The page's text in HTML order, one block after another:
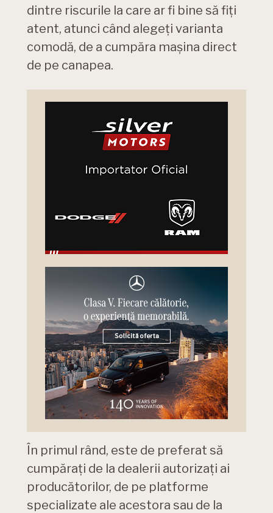
dintre riscurile la care ar fi bine să fiți
atent, atunci când alegeți varianta
comodă, de a cumpăra mașina direct
de pe canapea.
În primul rând, este de preferat să
cumpărați de la dealerii autorizați ai
producătorilor, de pe platforme
specializate ale acestora sau de la